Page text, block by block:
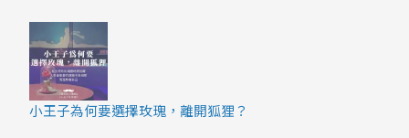
小王子為何要選擇玫瑰，離開狐狸？